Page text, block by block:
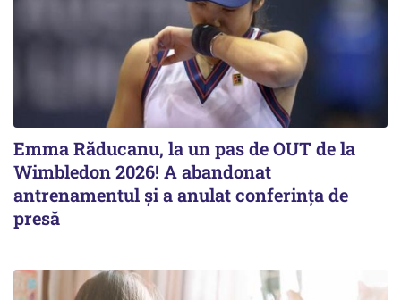
Emma Răducanu, la un pas de OUT de la
Wimbledon 2026! A abandonat
antrenamentul și a anulat conferința de
presă